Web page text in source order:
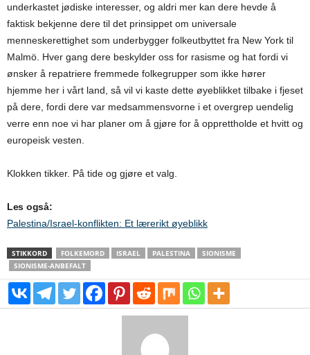
underkastet jødiske interesser, og aldri mer kan dere hevde å
faktisk bekjenne dere til det prinsippet om universale
menneskerettighet som underbygger folkeutbyttet fra New York til
Malmö. Hver gang dere beskylder oss for rasisme og hat fordi vi
ønsker å repatriere fremmede folkegrupper som ikke hører
hjemme her i vårt land, så vil vi kaste dette øyeblikket tilbake i fjeset
på dere, fordi dere var medsammensvorne i et overgrep uendelig
verre enn noe vi har planer om å gjøre for å opprettholde et hvitt og
europeisk vesten.
Klokken tikker. På tide og gjøre et valg.
Les også:
Palestina/Israel-konflikten: Et lærerikt øyeblikk
STIKKORD FOLKEMORD ISRAEL PALESTINA
SIONISME
SIONISME-ANBEFALT